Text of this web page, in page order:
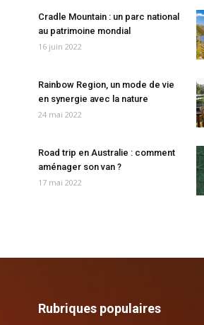
Cradle Mountain : un parc national
au patrimoine mondial
16 juin 2022
Rainbow Region, un mode de vie
en synergie avec la nature
24 mai 2022
Road trip en Australie : comment
aménager son van ?
17 mai 2022
Rubriques populaires